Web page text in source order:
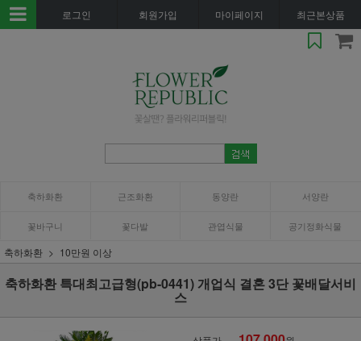
로그인 회원가입 마이페이지 최근본상품
축하화환 근조화환 동양란 서양란
꽃바구니 꽃다발 관엽식물 공기정화식물
축하화환 10만원 이상
축하화환 특대최고급형(pb-0441) 개업식 결혼 3단 꽃배달서비
스